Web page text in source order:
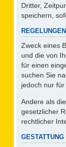
Dritter,
speichern,
Zweck eines
und die von
für einen
suchen Sie
jedoch nur
Andere als
gesetzlicher
rechtlicher